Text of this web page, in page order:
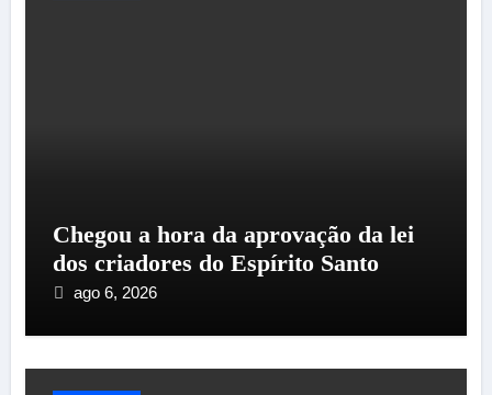
Chegou a hora da aprovação da lei
dos criadores do Espírito Santo
ago 6, 2026